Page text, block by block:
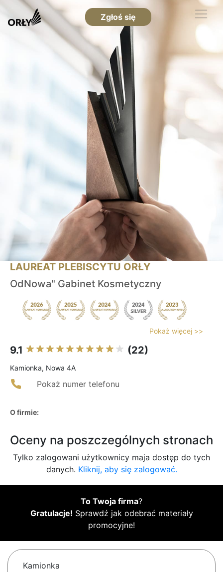
Zgłoś się
LAUREAT PLEBISCYTU ORŁY
OdNowa" Gabinet Kosmetyczny
Pokaż więcej >>
9.1 (22)
Kamionka, Nowa 4A
Pokaż numer telefonu
O firmie:
Oceny na poszczególnych stronach
Tylko zalogowani użytkownicy maja dostęp do tych
danych. Kliknij, aby się zalogować.
To Twoja firma?
Gratulacje! Sprawdź jak odebrać materiały
promocyjne!
Kamionka